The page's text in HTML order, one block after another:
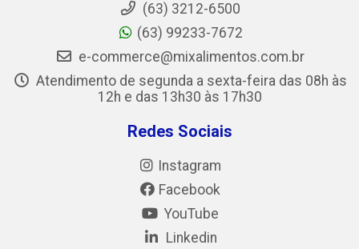
(63) 3212-6500
(63) 99233-7672
e-commerce@mixalimentos.com.br
Atendimento de segunda a sexta-feira das 08h às
12h e das 13h30 às 17h30
Redes Sociais
Instagram
Facebook
YouTube
Linkedin